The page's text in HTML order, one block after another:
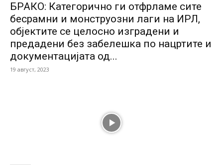
БРАКО: Категорично ги отфрламе сите
бесрамни и монструозни лаги на ИРЛ,
објектите се целосно изградени и
предадени без забелешка по нацртите и
документацијата од...
19 август, 2023